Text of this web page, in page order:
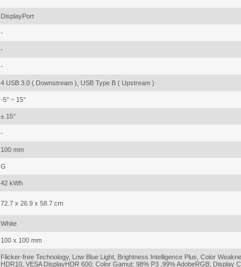
DisplayPort
-
-
-
4 USB 3.0 ( Downstream ), USB Type B ( Upstream )
-5° ~ 15°
± 15°
-
100 mm
G
42 kWh
72.7 x 26.9 x 58.7 cm
White
100 x 100 mm
Flicker-free Technology, Low Blue Light, Brightness Intelligence Plus, Color
HDR10, VESA DisplayHDR 600; Color Gamut: 98% P3 ,99% AdobeRGB; Display